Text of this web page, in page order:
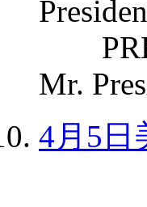
Mr.
4月5日